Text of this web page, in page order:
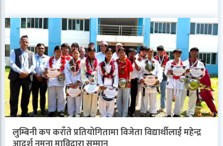
लुम्बिनी कप कराँते प्रतियोगितामा विजेता विद्यार्थीलाई महेन्द्र